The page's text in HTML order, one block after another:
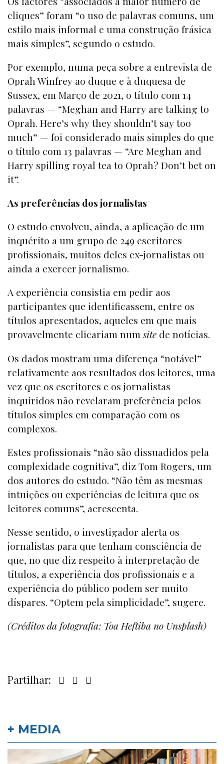
cliques” foram “o uso de palavras comuns, um
estilo mais informal e uma construção frásica
mais simples”, segundo o estudo.
Por exemplo, numa peça sobre a entrevista de
Oprah Winfrey ao duque e à duquesa de
Sussex, em Março de 2021, o título com 14
palavras — “Meghan and Harry are talking to
Oprah. Here’s why they shouldn’t say too
much” — foi considerado mais simples do que
o título com 13 palavras — “Are Meghan and
Harry spilling royal tea to Oprah? Don’t bet on
it”.
As preferências dos jornalistas
O estudo envolveu, ainda, a aplicação de um
inquérito a um grupo de 249 escritores
profissionais, muitos deles ex-jornalistas ou
ainda a exercer jornalismo.
A experiência consistia em pedir aos
participantes que identificassem, entre os
títulos apresentados, aqueles em que mais
provavelmente clicariam numsite de notícias.
Os dados mostram uma diferença “notável”
relativamente aos resultados dos leitores, uma
vez que os escritores e os jornalistas
inquiridos não revelaram preferência pelos
títulos simples em comparação com os
complexos.
Estes profissionais “não são dissuadidos pela
complexidade cognitiva”, diz Tom Rogers, um
dos autores do estudo. “Não têm as mesmas
intuições ou experiências de leitura que os
leitores comuns”, acrescenta.
Nesse sentido, o investigador alerta os
jornalistas para que tenham consciência de
que, no que diz respeito à interpretação de
títulos, a experiência dos profissionais e a
experiência do público podem ser muito
díspares. “Optem pela simplicidade”, sugere.
(Créditos da fotografia: Toa Heftiba no Unsplash)
Partilhar:
+ MEDIA